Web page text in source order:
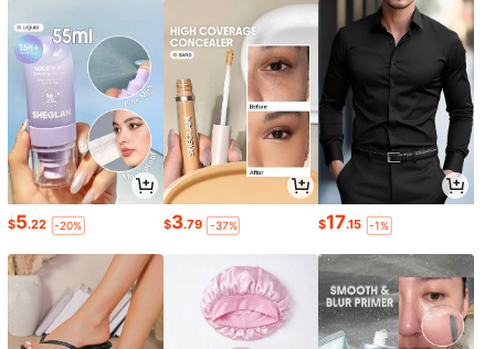
$5.22 -20% $3.79 -37% $17.15 -1%